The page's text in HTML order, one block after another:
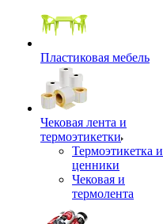
Пластиковая мебель
Чековая лента и
термоэтикетки
Термоэтикетка и
ценники
Чековая и
термолента